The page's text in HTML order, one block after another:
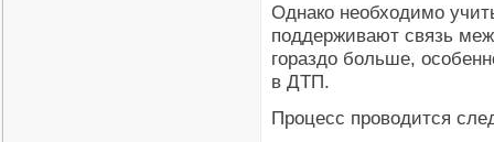
Однако необходимо
поддерживают связь
гораздо больше,
в ДТП.
Процесс проводится